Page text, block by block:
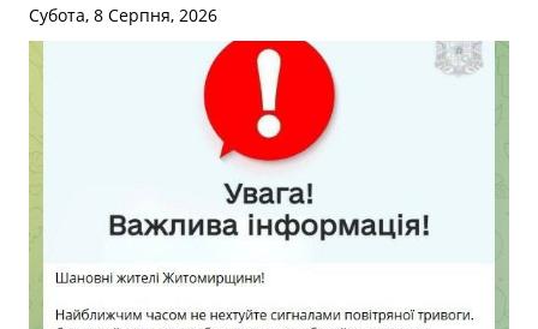
Субота, 8 Серпня, 2026